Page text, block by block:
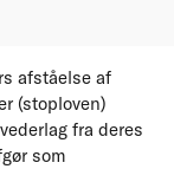
afståelse af
(stoploven)
fra deres
som